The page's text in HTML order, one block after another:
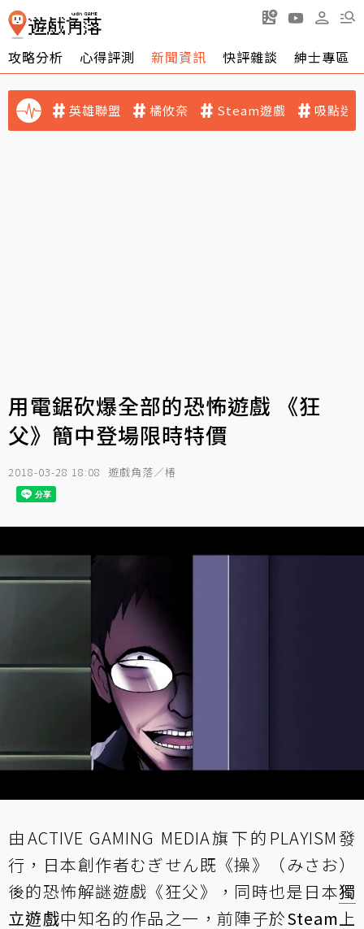
攻略分析 心得評測 新聞資訊 快評雜談 紳士專區
英雄聯盟 橘攸奈 Steam遊戲 吸點迷
用電鋸砍爆全部的恐怖遊戲 《狂
父》簡中登場限時特價
2018-03-28 18:08 遊戲角落／椿
由ACTIVE GAMING MEDIA旗下的PLAYISM發
行，日本創作者むぎせん既《操》（みさお）
後的恐怖解謎遊戲《狂父》，同時也是日本獨
立遊戲中知名的作品之一，前陣子於Steam上